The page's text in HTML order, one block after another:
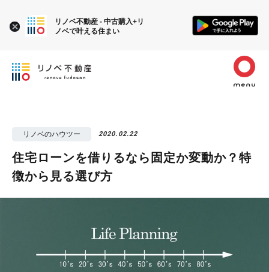
リノベのハウツー 2020.02.22
住宅ローンを借りるなら固定か変動か？特
徴から見る選び方
リノベ不動産 - 中古購入+リ
ノベで叶える住まい